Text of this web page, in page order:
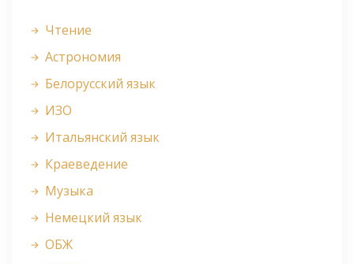
Чтение
Астрономия
Белорусский язык
ИЗО
Итальянский язык
Краеведение
Музыка
Немецкий язык
ОБЖ